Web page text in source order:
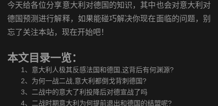
今天给各位分享意大利对德国的知识，其中也会对意大利对
德国预测进行解释，如果能碰巧解决你现在面临的问题，别
忘了关注本站，现在开始吧！
本文目录一览：
1、 意大利人极其反感法国和德国,这背后有何渊源?
2、 为何一战二战,意大利都倒戈背刺德国?
3、
二战中的意大了利投降后对德宣战了吗
4、
二战时期意大利为何提前退出和德国的结盟呢?